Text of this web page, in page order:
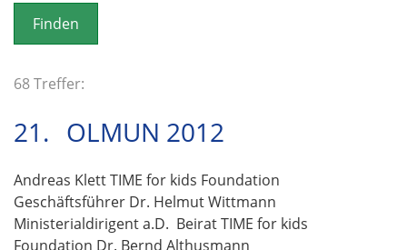
o
n
68 Treffer:
21. OLMUN 2012
Andreas Klett TIME for kids Foundation
Geschäftsführer Dr. Helmut Wittmann
Ministerialdirigent a.D. Beirat TIME for kids
Foundation Dr. Bernd Althusmann